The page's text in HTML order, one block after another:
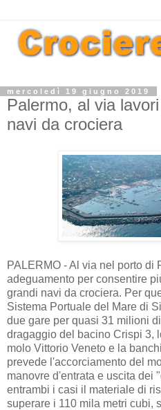
mercoledì 19 giugno 2019
Palermo, al via
navi da crociera
PALERMO - Al via nel porto di
adeguamento per consentire
grandi navi da crociera. Per
Sistema Portuale del Mare di
due gare per quasi 31 milioni
dragaggio del bacino Crispi 3,
molo Vittorio Veneto e la
prevede l'accorciamento del
manovre d'entrata e uscita dei
entrambi i casi il materiale di
superare i 110 mila metri cubi,